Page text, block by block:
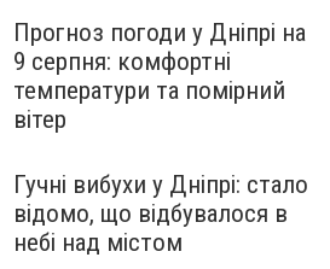
Прогноз погоди у Дніпрі на
9 серпня: комфортні
температури та помірний
вітер
Гучні вибухи у Дніпрі: стало
відомо, що відбувалося в
небі над містом